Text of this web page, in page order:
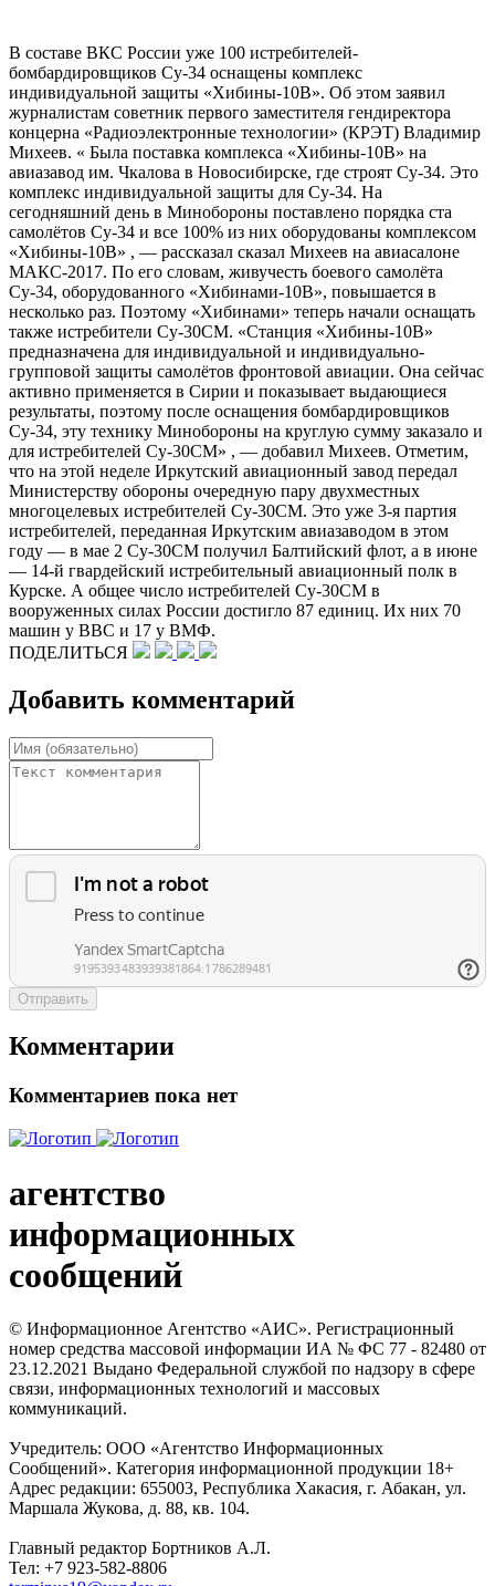
В составе ВКС России уже 100 истребителей-
бомбардировщиков Су-34 оснащены комплекс
индивидуальной защиты «Хибины-10В». Об этом заявил
журналистам советник первого заместителя гендиректора
концерна «Радиоэлектронные технологии» (КРЭТ) Владимир
Михеев. « Была поставка комплекса «Хибины-10В» на
авиазавод им. Чкалова в Новосибирске, где строят Су-34. Это
комплекс индивидуальной защиты для Су-34. На
сегодняшний день в Минобороны поставлено порядка ста
самолётов Су-34 и все 100% из них оборудованы комплексом
«Хибины-10В» , — рассказал сказал Михеев на авиасалоне
МАКС-2017. По его словам, живучесть боевого самолёта
Су-34, оборудованного «Хибинами-10В», повышается в
несколько раз. Поэтому «Хибинами» теперь начали оснащать
также истребители Су-30СМ. «Станция «Хибины-10В»
предназначена для индивидуальной и индивидуально-
групповой защиты самолётов фронтовой авиации. Она сейчас
активно применяется в Сирии и показывает выдающиеся
результаты, поэтому после оснащения бомбардировщиков
Су-34, эту технику Минобороны на круглую сумму заказало и
для истребителей Су-30СМ» , — добавил Михеев. Отметим,
что на этой неделе Иркутский авиационный завод передал
Министерству обороны очередную пару двухместных
многоцелевых истребителей Су-30СМ. Это уже 3-я партия
истребителей, переданная Иркутским авиазаводом в этом
году — в мае 2 Су-30СМ получил Балтийский флот, а в июне
— 14-й гвардейский истребительный авиационный полк в
Курске. А общее число истребителей Су-30СМ в
вооруженных силах России достигло 87 единиц. Их них 70
машин у ВВС и 17 у ВМФ.
ПОДЕЛИТЬСЯ
Добавить комментарий
Отправить
Комментарии
Комментариев пока нет
агентство
информационных
сообщений
© Информационное Агентство «АИС». Регистрационный
номер средства массовой информации ИА № ФС 77 - 82480 от
23.12.2021 Выдано Федеральной службой по надзору в сфере
связи, информационных технологий и массовых
коммуникаций.
Учредитель: ООО «Агентство Информационных
Сообщений». Категория информационной продукции 18+
Адрес редакции: 655003, Республика Хакасия, г. Абакан, ул.
Маршала Жукова, д. 88, кв. 104.
Главный редактор Бортников А.Л.
Тел: +7 923-582-8806